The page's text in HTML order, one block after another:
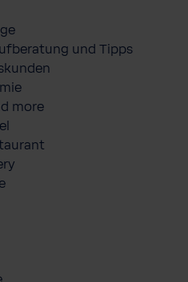
und Tipps
more